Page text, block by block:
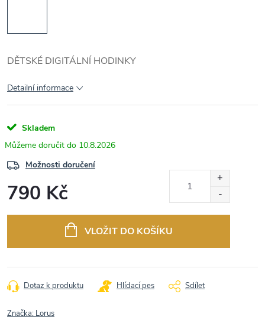
DĚTSKÉ DIGITÁLNÍ HODINKY
Detailní informace
Skladem
10.8.2026
Možnosti doručení
790 Kč
VLOŽIT DO KOŠÍKU
Dotaz k produktu Hlídací pes Sdílet
Značka: Lorus